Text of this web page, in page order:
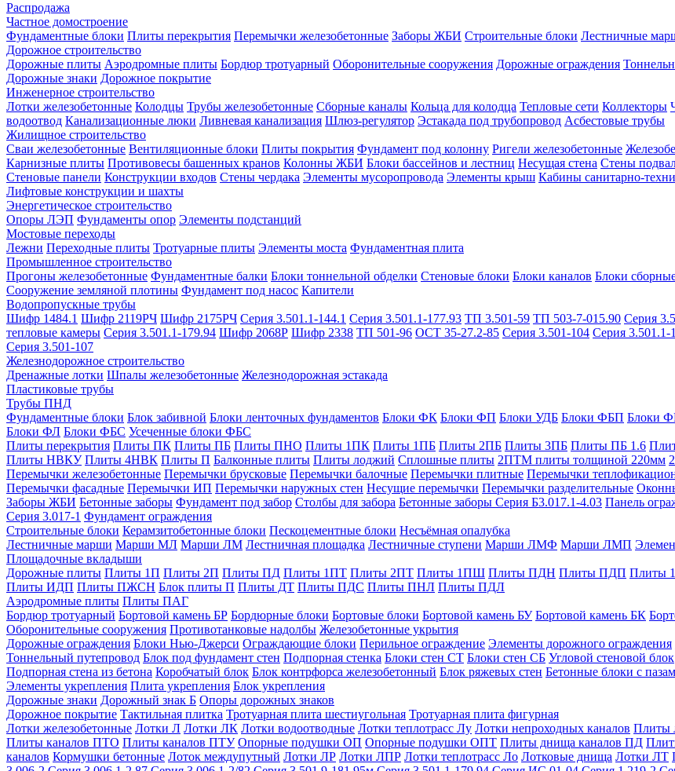
Распродажа
Частное домостроение
Фундаментные блоки Плиты перекрытия Перемычки железобетонные Заборы ЖБИ Строительные блоки Лестничные
Дорожное строительство
Дорожные плиты Аэродромные плиты Бордюр тротуарный Оборонительные сооружения Дорожные ограждения
Дорожные знаки Дорожное покрытие
Инженерное строительство
Лотки железобетонные Колодцы Трубы железобетонные Сборные каналы Кольца для колодца Тепловые сети Коллекторы
водоотвод Канализационные люки Ливневая канализация Шлюз-регулятор Эстакада под трубопровод Асбестовые трубы
Жилищное строительство
Сваи железобетонные Вентиляционные блоки Плиты покрытия Фундамент под колонну Ригели железобетонные
Карнизные плиты Противовесы башенных кранов Колонны ЖБИ Блоки бассейнов и лестниц Несущая стена Стены
Стеновые панели Конструкции входов Стены чердака Элементы мусоропровода Элементы крыш Кабины санитарно-
Лифтовые конструкции и шахты
Энергетическое строительство
Опоры ЛЭП Фундаменты опор Элементы подстанций
Мостовые переходы
Лежни Переходные плиты Тротуарные плиты Элементы моста Фундаментная плита
Промышленное строительство
Прогоны железобетонные Фундаментные балки Блоки тоннельной обделки Стеновые блоки Блоки каналов Блоки
Сооружение земляной плотины Фундамент под насос Капители
Водопропускные трубы
Шифр 1484.1 Шифр 2119РЧ Шифр 2175РЧ Серия 3.501.1-144.1 Серия 3.501.1-177.93 ТП 3.501-59 ТП 503-7-015.90 Серия
тепловые камеры Серия 3.501.1-179.94 Шифр 2068Р Шифр 2338 ТП 501-96 ОСТ 35-27.2-85 Серия 3.501-104 Серия 3.501.1-
Серия 3.501-107
Железнодорожное строительство
Дренажные лотки Шпалы железобетонные Железнодорожная эстакада
Пластиковые трубы
Трубы ПНД
Фундаментные блоки Блок забивной Блоки ленточных фундаментов Блоки ФК Блоки ФП Блоки УДБ Блоки ФБП Блоки
Блоки ФЛ Блоки ФБС Усеченные блоки ФБС
Плиты перекрытия Плиты ПК Плиты ПБ Плиты ПНО Плиты 1ПК Плиты 1ПБ Плиты 2ПБ Плиты 3ПБ Плиты ПБ 1.6
Плиты НВКУ Плиты 4НВК Плиты П Балконные плиты Плиты лоджий Сплошные плиты 2ПТМ плиты толщиной 220мм
Перемычки железобетонные Перемычки брусковые Перемычки балочные Перемычки плитные Перемычки
Перемычки фасадные Перемычки ИП Перемычки наружных стен Несущие перемычки Перемычки разделительные
Заборы ЖБИ Бетонные заборы Фундамент под забор Столбы для забора Бетонные заборы Серия Б3.017.1-4.03 Панель
Серия 3.017-1 Фундамент ограждения
Строительные блоки Керамзитобетонные блоки Пескоцементные блоки Несъёмная опалубка
Лестничные марши Марши МЛ Марши ЛМ Лестничная площадка Лестничные ступени Марши ЛМФ Марши ЛМП
Площадочные вкладыши
Дорожные плиты Плиты 1П Плиты 2П Плиты ПД Плиты 1ПТ Плиты 2ПТ Плиты 1ПШ Плиты ПДН Плиты ПДП Плиты
Плиты ИДП Плиты ПЖСН Блок плиты П Плиты ДТ Плиты ПДС Плиты ПНЛ Плиты ПДЛ
Аэродромные плиты Плиты ПАГ
Бордюр тротуарный Бортовой камень БР Бордюрные блоки Бортовые блоки Бортовой камень БУ Бортовой камень БК
Оборонительные сооружения Противотанковые надолбы Железобетонные укрытия
Дорожные ограждения Блоки Нью-Джерси Ограждающие блоки Перильное ограждение Элементы дорожного ограждения
Тоннельный путепровод Блок под фундамент стен Подпорная стенка Блоки стен СТ Блоки стен СБ Угловой стеновой блок
Подпорная стена из бетона Коробчатый блок Блок контрфорса железобетонный Блок ряжевых стен Бетонные блоки с
Элементы укрепления Плита укрепления Блок укрепления
Дорожные знаки Дорожный знак Б Опоры дорожных знаков
Дорожное покрытие Тактильная плитка Тротуарная плита шестиугольная Тротуарная плита фигурная
Лотки железобетонные Лотки Л Лотки ЛК Лотки водоотводные Лотки теплотрасс Лу Лотки непроходных каналов Плиты
Плиты каналов ПТО Плиты каналов ПТУ Опорные подушки ОП Опорные подушки ОПТ Плиты днища каналов ПД
каналов Кормушки бетонные Лоток междупутный Лотки ЛР Лотки ЛПР Лотки теплотрасс Ло Лотковые днища Лотки ЛТ